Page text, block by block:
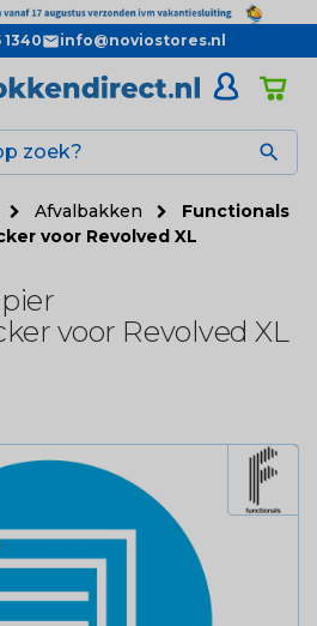
1340 info@noviostores.nl

Afvalbakken
Functionals
voor Revolved XL
voor Revolved XL